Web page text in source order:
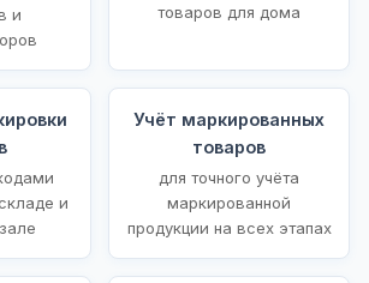
и
товаров для дома
и
Учёт маркированных
товаров
для точного учёта
маркированной
продукции на всех этапах